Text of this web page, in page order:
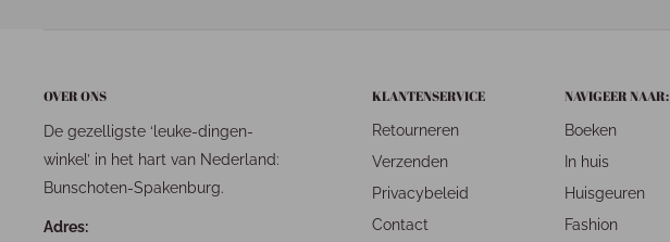
OVER ONS
De gezelligste ‘leuke-dingen-
winkel’ in het hart van Nederland:
Bunschoten-Spakenburg.
Adres:
KLANTENSERVICE
Retourneren
Verzenden
Privacybeleid
Contact
NAVIGEER NAAR:
Boeken
In huis
Huisgeuren
Fashion